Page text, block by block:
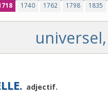
1740 1762 1798 1835
adjectif.